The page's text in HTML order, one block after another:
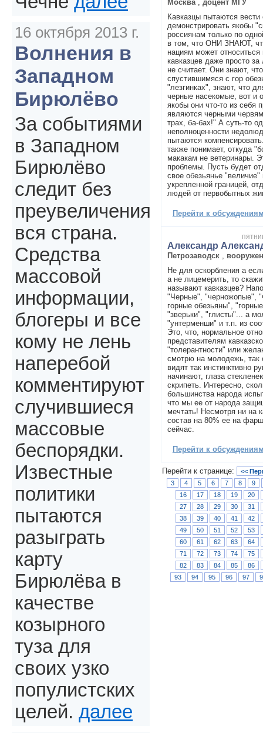
Москва
доцент МГУ
Кавказцы пытаются
демонстрировать якобы
россиянам только по
в том, что ОНИ ЗНАЮТ,
нациям может
кавказцев даже просто
не считает. Они знают,
спустившимяся с гор
"лезгинках", знают, что
черные насекомые, вот и
якобы они что-то из себя
являются черными
трах, ба-бах!" А суть-то
неполноценности
пытаются
также понимает, откуда
макакам не ветеринары.
проблемы. Пусть будет
свое обезьянье
укрепленной границей,
людей от первобытных
Перейти к
Александр
Петрозаводск
Не для оскорбления а
а не лицемерить, то
называют кавказцев?
"Черные", "черножопые",
горные обезьяны",
"зверьки", "глисты"... а
"унтерменши" и т.п. из
Это, что, нормальное
представителям
"толерантности" или
смотрю на молодежь, так
видят так инстинктивно
начинают, глаза
скрипеть. Интересно,
большинства народа
что мы ее от народа
мечтать! Несмотря ни на
состав на 80% ее на
сейчас.
Перейти к
Перейти к странице:
<<
3
4 5 6 7 8
9
16
17 18 19
20
27
28 29 30
31
38
39 40 41
42
49
50 51 52
53
60
61 62 63
64
71
72 73 74
75
82
83 84 85
86
93
94 95 96 97
16 октября 2013 г.
Волнения в
Западном
Бирюлёво
За событиями
в Западном
Бирюлёво
следит без
преувеличения
вся страна.
Средства
массовой
информации,
блогеры и все
кому не лень
наперебой
комментируют
случившиеся
массовые
беспорядки.
Известные
политики
пытаются
разыграть
карту
Бирюлёва в
качестве
козырного
туза для
своих узко
популистских
целей. далее